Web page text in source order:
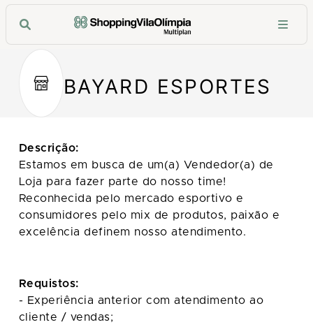
BAYARD ESPORTES
Descrição:
Estamos em busca de um(a) Vendedor(a) de
Loja para fazer parte do nosso time!
Reconhecida pelo mercado esportivo e
consumidores pelo mix de produtos, paixão e
excelência definem nosso atendimento.
Requistos:
- Experiência anterior com atendimento ao
cliente / vendas;